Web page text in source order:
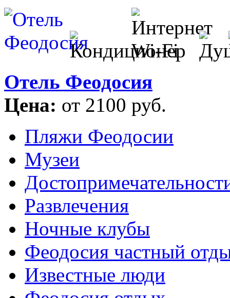
Отель Феодосия
Цена: от 2100 руб.
Пляжи Феодосии
Музеи
Развлечения
Ночные клубы
Феодосия частный
Известные люди